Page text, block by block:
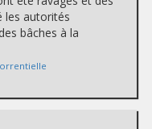
les autorités
bâches à la